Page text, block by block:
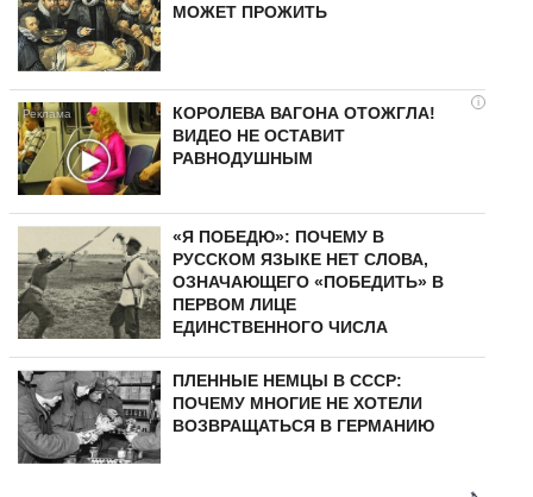
МОЖЕТ ПРОЖИТЬ
i
КОРОЛЕВА ВАГОНА ОТОЖГЛА!
ВИДЕО НЕ ОСТАВИТ
РАВНОДУШНЫМ
«Я ПОБЕДЮ»: ПОЧЕМУ В
РУССКОМ ЯЗЫКЕ НЕТ СЛОВА,
ОЗНАЧАЮЩЕГО «ПОБЕДИТЬ» В
ПЕРВОМ ЛИЦЕ
ЕДИНСТВЕННОГО ЧИСЛА
ПЛЕННЫЕ НЕМЦЫ В СССР:
ПОЧЕМУ МНОГИЕ НЕ ХОТЕЛИ
ВОЗВРАЩАТЬСЯ В ГЕРМАНИЮ